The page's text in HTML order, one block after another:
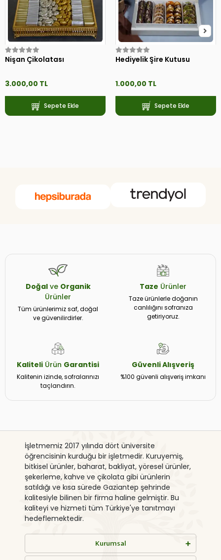
Nişan Çikolatası
3.000,00 TL
Sepete Ekle
Hediyelik Şire Kutusu
1.000,00 TL
Sepete Ekle
Doğalve Organik
Ürünler
Tüm ürünlerimiz saf, doğal
ve güvenilirdirler.
Taze Ürünler
Taze ürünlerle doğanın
canlılığını sofranıza
getiriyoruz.
Kaliteli Ürün Garantisi
Kalitenin izinde, sofralarınızı
taçlandırın.
GüvenliAlışveriş
%100 güvenli alışveriş imkanı
İşletmemiz 2017 yılında dört üniversite
öğrencisinin kurduğu bir işletmedir. Kuruyemiş,
bitkisel ürünler, baharat, bakliyat, yöresel ürünler,
şekerleme, kahve ve çikolata gibi ürünlerin
satıldığı ve kısa sürede Gaziantep şehrinde
kalitesiyle bilinen bir firma haline gelmiştir. Bu
kaliteyi ve hizmeti tüm Türkiye'ye tanıtmayı
hedeflemektedir.
Kurumsal